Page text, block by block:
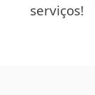
serviços!